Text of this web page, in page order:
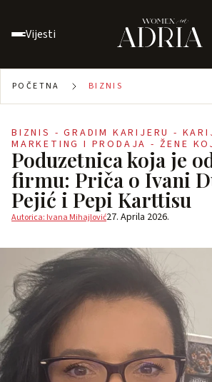
Vijesti
POČETNA BIZNIS
BIZNIS - GRADIM KARIJERU -
MARKETING I PRODAJA - ŽENE
Poduzetnica koja je
firmu: Priča o Ivani
Pejić i Pepi Karttisu
Autorica: Ivana Mihajlović27. Aprila 2026.